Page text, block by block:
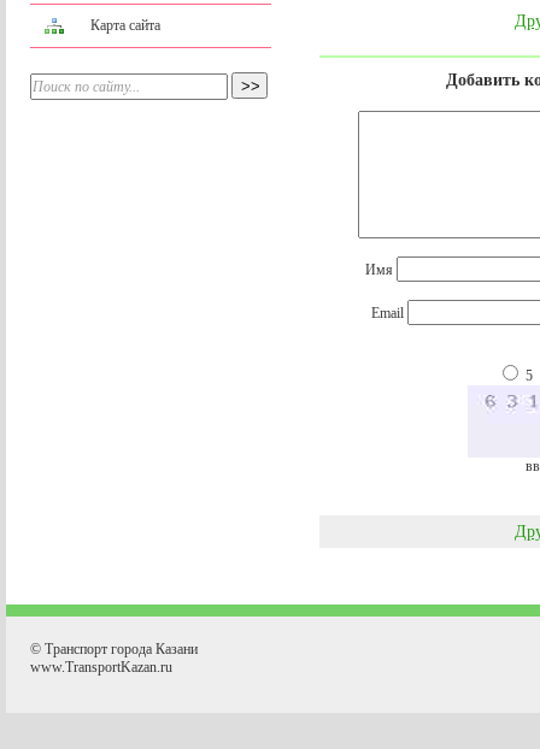
Карта сайта
Добавить
Имя
Email
5
© Транспорт города Казани
www.TransportKazan.ru